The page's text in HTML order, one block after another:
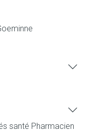
santé Pharmacien